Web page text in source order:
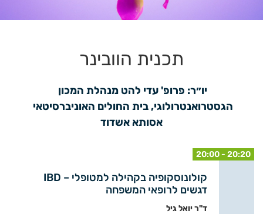
תכנית הוובינר
אסותא אשדוד
20:00 - 20:20
קולונוסקופיה בקהילה למטופלי – IBD
דגשים לרופאי המשפחה
ד"ר יואל גיל